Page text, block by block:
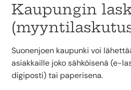
Kaupungin
Suonenjoen kaupunki voi
asiakkaille joko sähköisenä (e-
digiposti) tai paperisena.